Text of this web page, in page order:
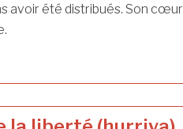
avoir été distribués. Son cœur